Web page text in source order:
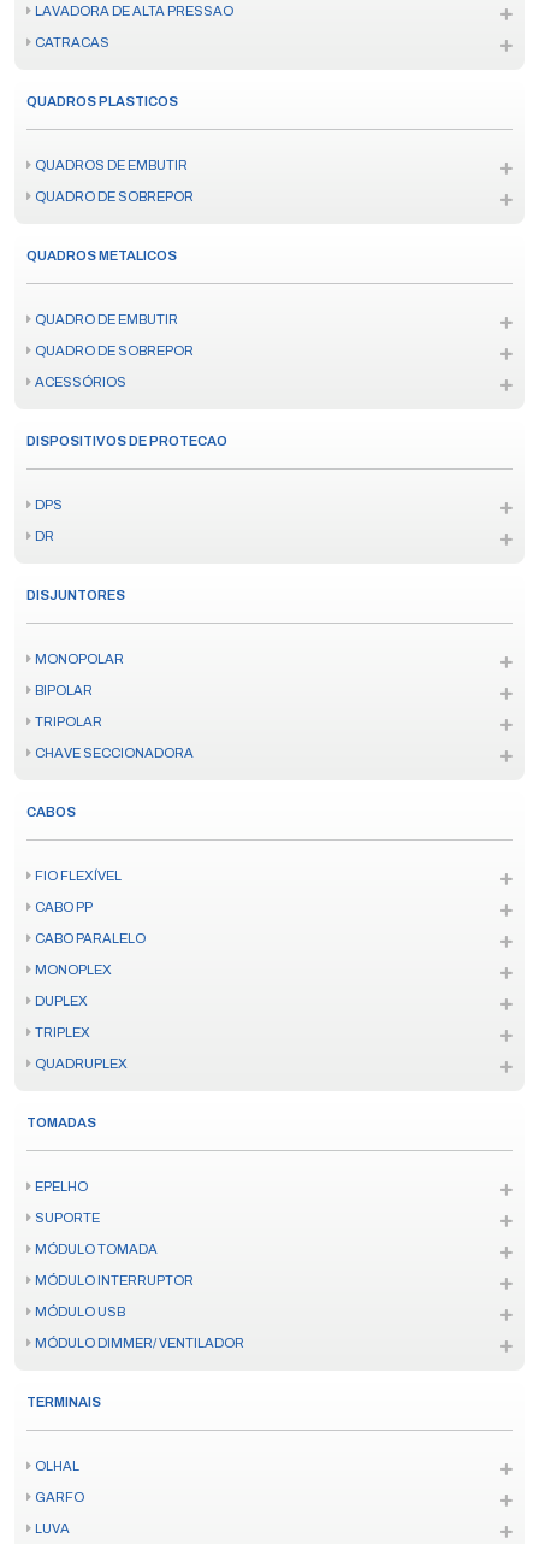
LAVADORA DE ALTA PRESSAO
CATRACAS
QUADROS PLASTICOS
QUADROS DE EMBUTIR
QUADRO DE SOBREPOR
QUADROS METALICOS
QUADRO DE EMBUTIR
QUADRO DE SOBREPOR
ACESSÓRIOS
DISPOSITIVOS DE PROTECAO
DPS
DR
DISJUNTORES
MONOPOLAR
BIPOLAR
TRIPOLAR
CHAVE SECCIONADORA
CABOS
FIO FLEXÍVEL
CABO PP
CABO PARALELO
MONOPLEX
DUPLEX
TRIPLEX
QUADRUPLEX
TOMADAS
EPELHO
SUPORTE
MÓDULO TOMADA
MÓDULO INTERRUPTOR
MÓDULO USB
MÓDULO DIMMER/ VENTILADOR
TERMINAIS
OLHAL
GARFO
LUVA